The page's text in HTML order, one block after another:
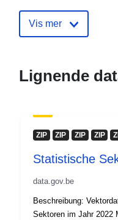
Vis mer
Lignende
ZIP ZIP ZIP ZIP
Statistische
data.gov.be
Beschreibung:
Sektoren im Jahr 2022 Metadaten: Variablen, REFNIS-